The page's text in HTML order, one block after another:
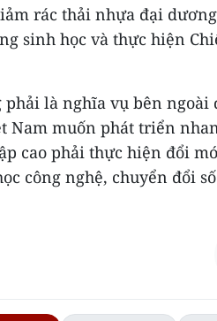
rác thải nhựa đại
sinh học và thực hiện
là nghĩa vụ bên ngoài
Nam muốn phát triển
cao phải thực hiện đổi
công nghệ, chuyển đổi